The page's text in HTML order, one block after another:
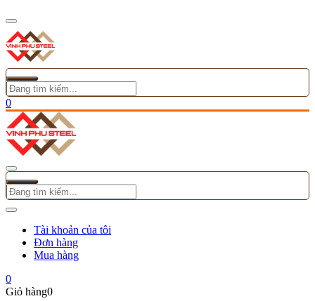
0
Tài khoản của tôi
Đơn hàng
Mua hàng
0
Giỏ hàng0